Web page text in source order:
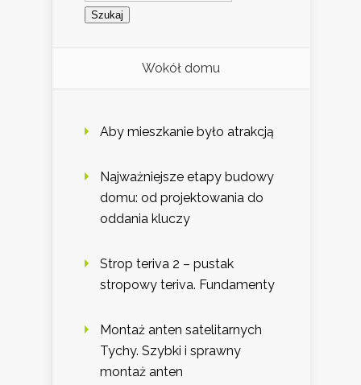
Wokół domu
Aby mieszkanie było atrakcją
Najważniejsze etapy budowy
domu: od projektowania do
oddania kluczy
Strop teriva 2 – pustak
stropowy teriva. Fundamenty
Montaż anten satelitarnych
Tychy. Szybki i sprawny
montaż anten